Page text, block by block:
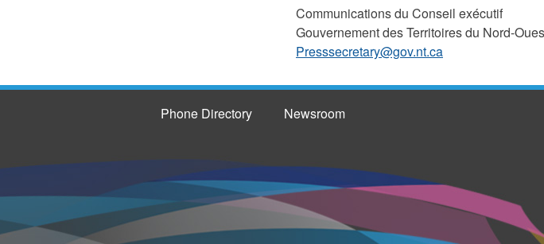
Communications du Conseil exécutif
Gouvernement des Territoires du Nord-
Presssecretary@gov.nt.ca
Phone Directory Newsroom